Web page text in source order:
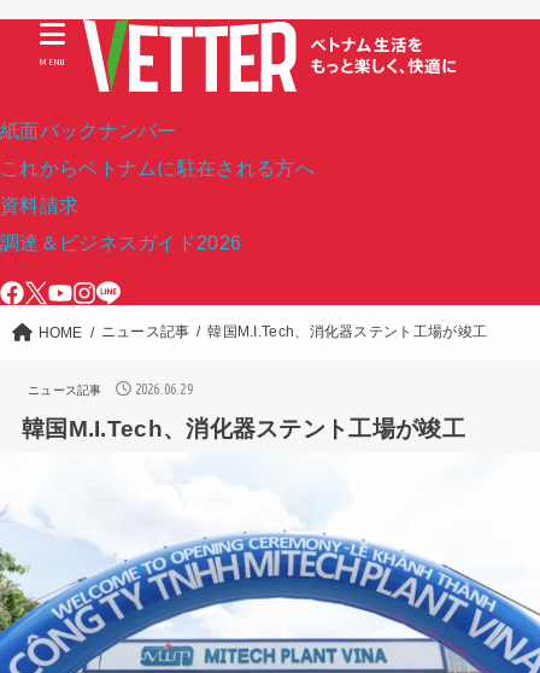
紙面バックナンバー
これからベトナムに駐在される方へ
資料請求
調達＆ビジネスガイド2026
MENU
HOME ニュース記事 韓国M.I.Tech、消化器ステント工場が竣工
ニュース記事 2026.06.29
韓国M.I.Tech、消化器ステント工場が竣工